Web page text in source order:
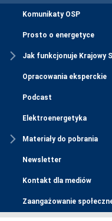
Komunikaty OSP
Prosto o energetyce
Jak funkcjonuje Krajowy
Opracowania eksperckie
Podcast
Elektroenergetyka
Materiały do pobrania
Newsletter
Kontakt dla mediów
Zaangażowanie